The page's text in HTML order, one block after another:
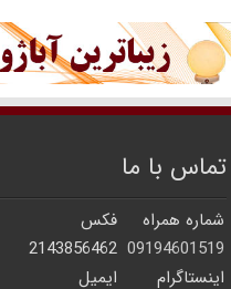
تماس با ما
شماره همراه
فکس
09194601519
2143856462
اینستاگرام
ایمیل